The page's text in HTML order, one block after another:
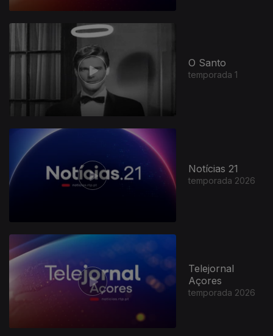
O Santo
temporada 1
Notícias 21
temporada 2026
Telejornal
Açores
temporada 2026